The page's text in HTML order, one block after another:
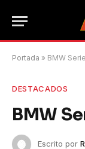
Portada » BMW
DESTACADOS
BMW
Escrito por